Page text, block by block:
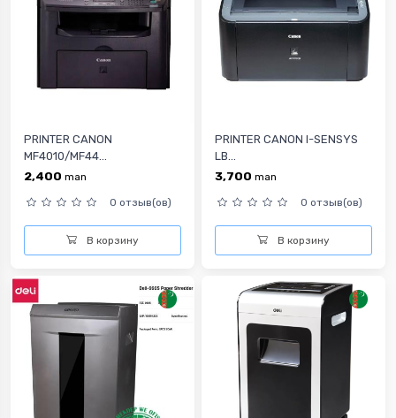
PRINTER CANON
MF4010/MF44...
2,400 man
0 отзыв(ов)
В корзину
PRINTER CANON I-SENSYS
LB...
3,700 man
0 отзыв(ов)
В корзину